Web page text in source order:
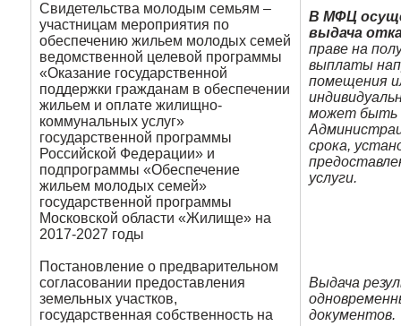
Свидетельства молодым семьям –
участницам мероприятия по
обеспечению жильем молодых семей
ведомственной целевой программы
«Оказание государственной
поддержки гражданам в обеспечении
жильем и оплате жилищно-
коммунальных услуг»
государственной программы
Российской Федерации» и
подпрограммы «Обеспечение
жильем молодых семей»
государственной программы
Московской области «Жилище» на
2017-2027 годы
В МФЦ
выдача
праве на
выплаты
помещения
может быть
срока,
услуги.
Постановление о предварительном
согласовании предоставления
земельных участков,
государственная собственность на
Выдача
документов.